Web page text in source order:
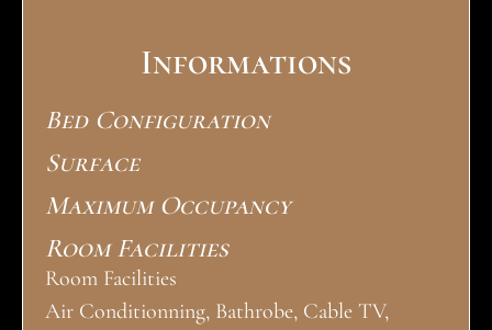
Informations
Bed Configuration
Surface
Maximum Occupancy
Room Facilities
Room Facilities
Air Conditionning, Bathrobe, Cable TV,